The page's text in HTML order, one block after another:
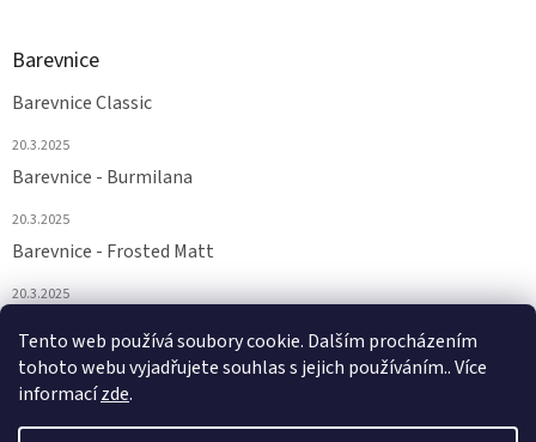
Tento web používá soubory cookie. Dalším procházením
tohoto webu vyjadřujete souhlas s jejich používáním.. Více
informacízde.
Barevnice
Barevnice Classic
20.3.2025
Barevnice - Burmilana
20.3.2025
Barevnice - Frosted Matt
20.3.2025
20.3.2025